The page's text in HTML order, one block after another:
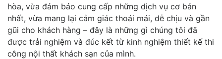
hòa, vừa đảm bảo cung cấp những dịch vụ cơ bản
nhất, vừa mang lại cảm giác thoải mái, dễ chịu và gần
gũi cho khách hàng – đây là những gì chúng tôi đã
được trải nghiệm và đúc kết từ kinh nghiệm thiết kế thi
công nội thất khách sạn của mình.